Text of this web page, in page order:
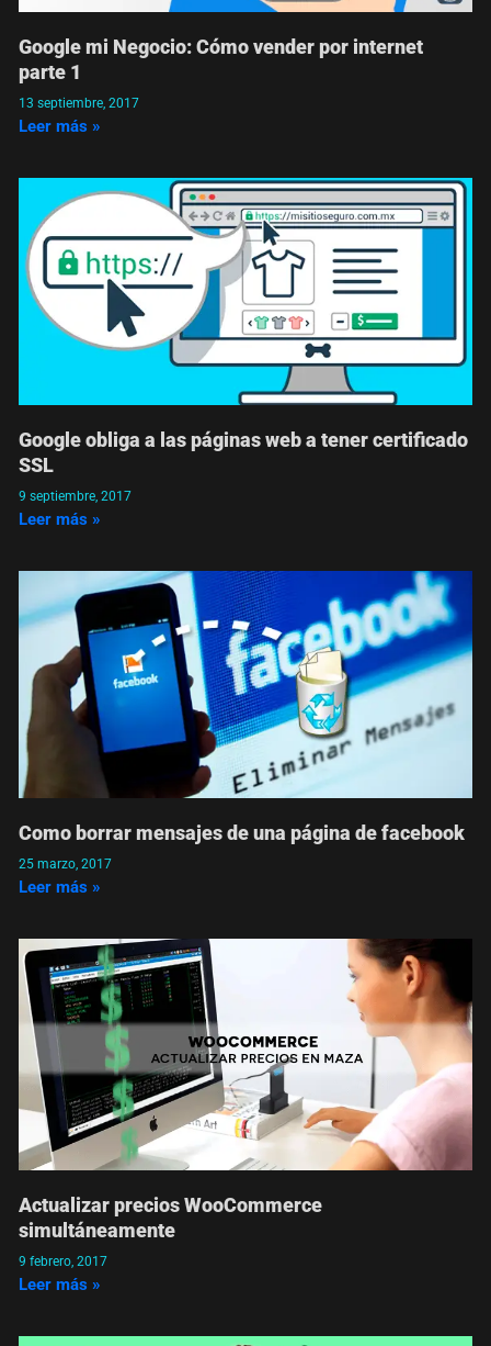
Google mi Negocio: Cómo vender por internet
parte 1
13 septiembre, 2017
Leer más »
Google obliga a las páginas web a tener certificado
SSL
9 septiembre, 2017
Leer más »
Como borrar mensajes de una página de facebook
25 marzo, 2017
Leer más »
Actualizar precios WooCommerce
simultáneamente
9 febrero, 2017
Leer más »